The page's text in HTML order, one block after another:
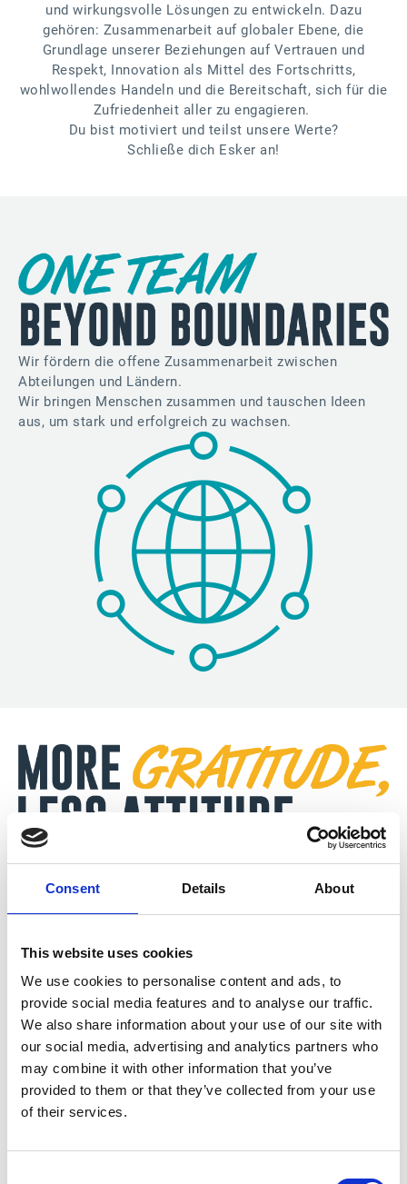
Consent Details About
This website uses cookies
We use cookies to personalise content and ads, to
provide social media features and to analyse our traffic.
We also share information about your use of our site with
our social media, advertising and analytics partners who
may combine it with other information that you’ve
provided to them or that they’ve collected from your use
of their services.
und wirkungsvolle Lösungen zu entwickeln. Dazu
gehören: Zusammenarbeit auf globaler Ebene, die
Grundlage unserer Beziehungen auf Vertrauen und
Respekt, Innovation als Mittel des Fortschritts,
wohlwollendes Handeln und die Bereitschaft, sich für die
Zufriedenheit aller zu engagieren.
Du bist motiviert und teilst unsere Werte?
Schließe dich Esker an!
Wir fördern die offene Zusammenarbeit zwischen
Abteilungen und Ländern.
Wir bringen Menschen zusammen und tauschen Ideen
aus, um stark und erfolgreich zu wachsen.
Wertschätzung und echte Kommunikation schaffen ein
Umfeld, in dem sich Menschen wirklich geschätzt fühlen.